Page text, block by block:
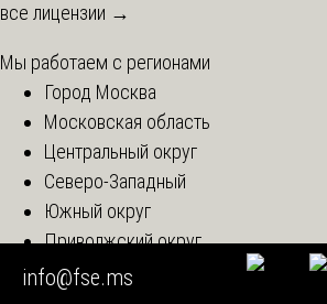
все лицензии →
Мы работаем с регионами
Город Москва
Московская область
Центральный округ
Северо-Западный
Южный округ
Приволжский округ
Уральский округ
info@fse.ms